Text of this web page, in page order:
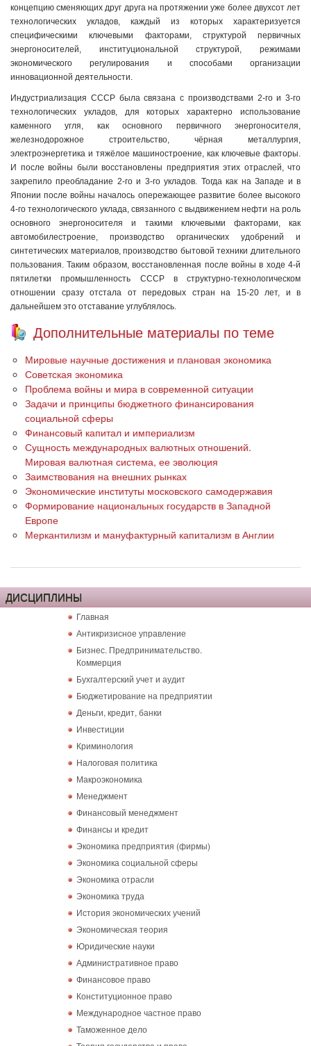
концепцию сменяющих друг друга на протяжении уже более двухсот лет
технологических укладов, каждый из которых характеризуется
специфическими ключевыми факторами, структурой первичных
энергоносителей, институциональной структурой, режимами
экономического регулирования и способами организации
инновационной деятельности.
Индустриализация СССР была связана с производствами 2-го и 3-го
технологических укладов, для которых характерно использование
каменного угля, как основного первичного энергоносителя,
железнодорожное строительство, чёрная металлургия,
электроэнергетика и тяжёлое машиностроение, как ключевые факторы.
И после войны были восстановлены предприятия этих отраслей, что
закрепило преобладание 2-го и 3-го укладов. Тогда как на Западе и в
Японии после войны началось опережающее развитие более высокого
4-го технологического уклада, связанного с выдвижением нефти на роль
основного энергоносителя и такими ключевыми факторами, как
автомобилестроение, производство органических удобрений и
синтетических материалов, производство бытовой техники длительного
пользования. Таким образом, восстановленная после войны в ходе 4-й
пятилетки промышленность СССР в структурно-технологическом
отношении сразу отстала от передовых стран на 15-20 лет, и в
дальнейшем это отставание углублялось.
Дополнительные материалы по теме
Мировые научные достижения и плановая экономика
Советская экономика
Проблема войны и мира в современной ситуации
Задачи и принципы бюджетного финансирования
социальной сферы
Финансовый капитал и империализм
Сущность международных валютных отношений.
Мировая валютная система, ее эволюция
Заимствования на внешних рынках
Экономические институты московского самодержавия
Формирование национальных государств в Западной
Европе
Меркантилизм и мануфактурный капитализм в Англии
ДИСЦИПЛИНЫ
Главная
Антикризисное управление
Бизнес. Предпринимательство.
Коммерция
Бухгалтерский учет и аудит
Бюджетирование на предприятии
Деньги, кредит, банки
Инвестиции
Криминология
Налоговая политика
Макроэкономика
Менеджмент
Финансовый менеджмент
Финансы и кредит
Экономика предприятия (фирмы)
Экономика социальной сферы
Экономика отрасли
Экономика труда
История экономических учений
Экономическая теория
Юридические науки
Административное право
Финансовое право
Конституционное право
Международное частное право
Таможенное дело